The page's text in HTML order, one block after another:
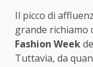
Il picco di
grande richiamo
Fashion Week
Tuttavia, da